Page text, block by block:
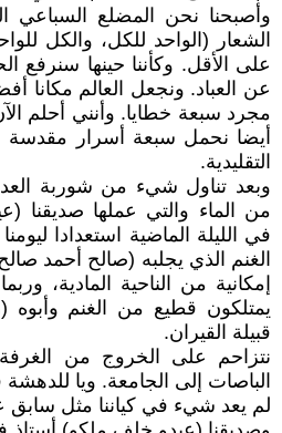
وأصبحنا نحن المضلع السباعي
الشعار (الواحد للكل، والكل
على الأقل. وكأننا حينها سنرفع
عن العباد. ونجعل العالم مكانا
مجرد سبعة خطايا. وأنني أحلم
أيضا نحمل سبعة أسرار مقدسة
التقليدية.
وبعد تناول شيء من شوربة
من الماء والتي عملها صديقنا
في الليلة الماضية استعدادا
الغنم الذي يجلبه (صالح أحمد
إمكانية من الناحية المادية،
يمتلكون قطيع من الغنم
قبيلة القيران.
نتزاحم على الخروج من
الباصات إلى الجامعة. ويا
لم يعد شيء في كياننا مثل سابق